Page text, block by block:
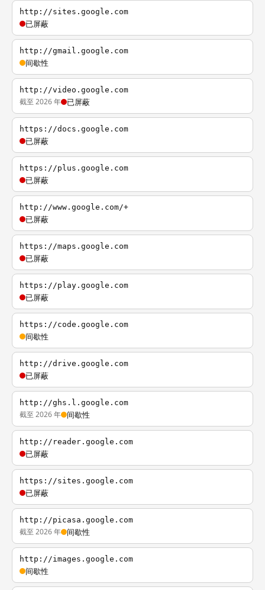
http://sites.google.com
已屏蔽
http://gmail.google.com
间歇性
http://video.google.com
截至 2026 年 已屏蔽
https://docs.google.com
已屏蔽
https://plus.google.com
已屏蔽
http://www.google.com/+
已屏蔽
https://maps.google.com
已屏蔽
https://play.google.com
已屏蔽
https://code.google.com
间歇性
http://drive.google.com
已屏蔽
http://ghs.l.google.com
截至 2026 年 间歇性
http://reader.google.com
已屏蔽
https://sites.google.com
已屏蔽
http://picasa.google.com
截至 2026 年 间歇性
http://images.google.com
间歇性